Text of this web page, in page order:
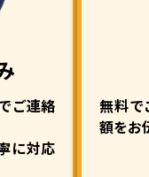
ご連絡
に対応
無料で
額をお